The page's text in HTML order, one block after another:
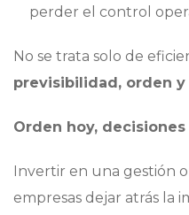
perder el control
No se trata solo de
previsibilidad, orden
Orden hoy,
Invertir en una gestión
empresas dejar atrás la